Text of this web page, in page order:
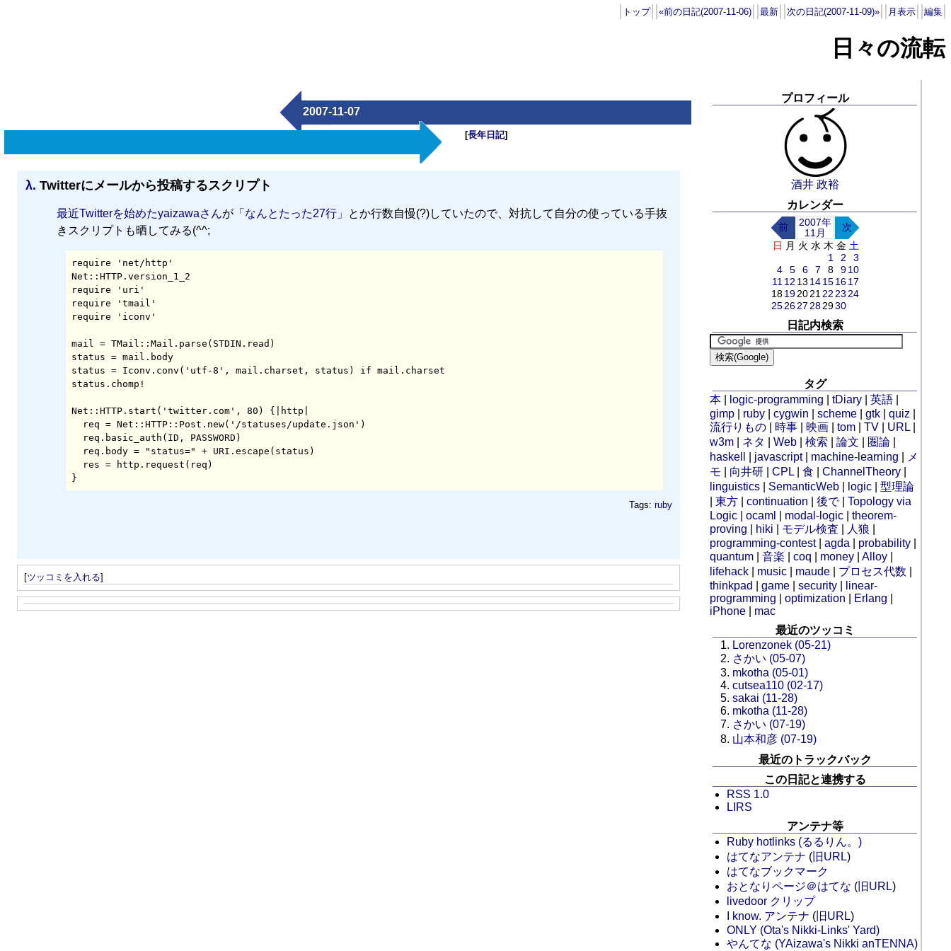
トップ «前の日記(2007-11-06) 最新 次の日記(2007-11-09)» 月表示 編集
日々の流転
2007-11-07
[長年日記]
λ. Twitterにメールから投稿するスクリプト
最近Twitterを始めたyaizawaさんが「なんとたった27行」
とか行数自慢(?)していたので、対抗して自分の使っている手抜
きスクリプトも晒してみる(^^;
require 'net/http'
Net::HTTP.version_1_2
require 'uri'
require 'tmail'
require 'iconv'
mail = TMail::Mail.parse(STDIN.read)
status = mail.body
status = Iconv.conv('utf-8', mail.charset, status) if mail.charset
status.chomp!
Net::HTTP.start('twitter.com', 80) {|http|
}
Tags: ruby
[ツッコミを入れる]
プロフィール
酒井 政裕
カレンダー
前
2007年
11月
次
日 月 火 水 木 金 土
1
2
3
4
5 6 7 8 9 10
11 12 13 14 15 16 17
18 19 20 21 22 23 24
25 26 27 28 2930
日記内検索
タグ
本
logic-programming |tDiary |英語
gimp
ruby |cygwin |scheme |gtk |quiz
流行りもの
時事 映画 |tom |TV URL
w3m
ネタ |Web |検索 |論文 圏論
haskell
javascript| machine-learning
メ
モ
向井研 |CPL |食 |ChannelTheory
linguistics
SemanticWeb logic |型理論
|東方 |continuation |後で|Topology via
Logic |ocaml modal-logic |theorem-
proving
hiki モデル検査 人狼
programming-contest|agda probability
quantum |音楽 |coq money |Alloy
lifehack
music maude プロセス代数
thinkpad
|game |security
linear-
programming |optimization Erlang
iPhone
mac
最近のツッコミ
Lorenzonek (05-21)
さかい (05-07)
mkotha (05-01)
cutsea110 (02-17)
sakai (11-28)
mkotha (11-28)
さかい (07-19)
山本和彦 (07-19)
最近のトラックバック
この日記と連携する
RSS 1.0
LIRS
アンテナ等
Ruby hotlinks (るるりん。)
はてなアンテナ ( 旧URL)
はてなブックマーク
おとなりページ＠はてな ( 旧URL)
livedoor クリップ
I know. アンテナ ( 旧URL)
ONLY (Ota's Nikki-Links' Yard)
やんてな (YAizawa's Nikki anTENNA)